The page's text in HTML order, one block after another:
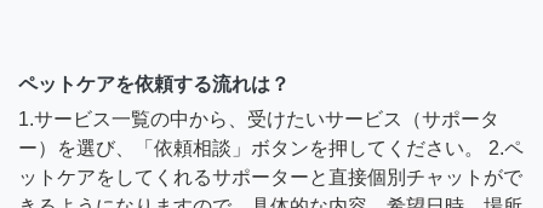
ペットケアを依頼する流れは？
1.サービス一覧の中から、受けたいサービス（サポータ
ー）を選び、「依頼相談」ボタンを押してください。 2.ペ
ットケアをしてくれるサポーターと直接個別チャットがで